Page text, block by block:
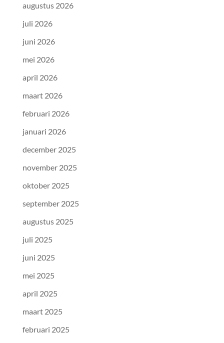
augustus 2026
juli 2026
juni 2026
mei 2026
april 2026
maart 2026
februari 2026
januari 2026
december 2025
november 2025
oktober 2025
september 2025
augustus 2025
juli 2025
juni 2025
mei 2025
april 2025
maart 2025
februari 2025